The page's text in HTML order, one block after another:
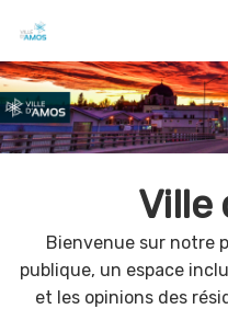
Ville
Bienvenue sur notre
publique, un espace
et les opinions des